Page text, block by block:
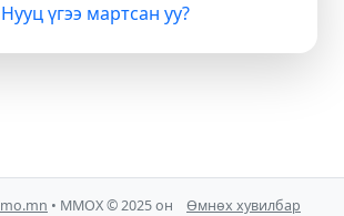
Нууц үгээ мартсан уу?
• ММОХ © 2025 он Өмнөх хувилбар